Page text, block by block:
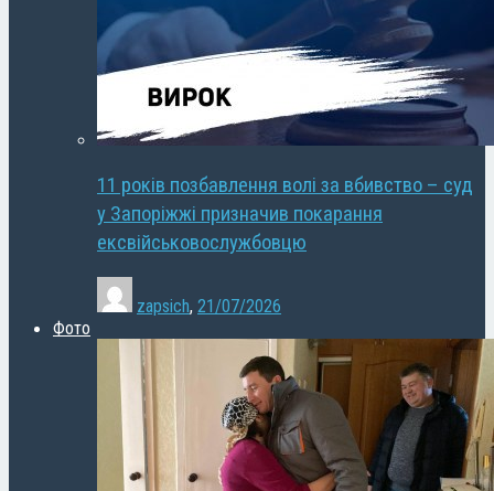
11 років позбавлення волі за вбивство – суд
у Запоріжжі призначив покарання
ексвійськовослужбовцю
zapsich, 21/07/2026
Фото